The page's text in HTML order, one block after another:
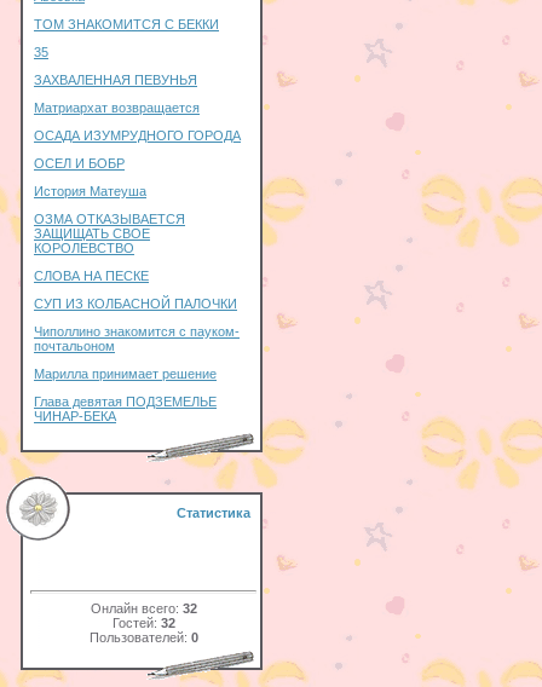
ТОМ ЗНАКОМИТСЯ С БЕККИ
35
ЗАХВАЛЕННАЯ ПЕВУНЬЯ
Матриархат возвращается
ОСАДА ИЗУМРУДНОГО ГОРОДА
ОСЕЛ И БОБР
История Матеуша
ОЗМА ОТКАЗЫВАЕТСЯ
ЗАЩИЩАТЬ СВОЕ
КОРОЛЕВСТВО
СЛОВА НА ПЕСКЕ
СУП ИЗ КОЛБАСНОЙ ПАЛОЧКИ
Чиполлино знакомится с пауком-
почтальоном
Марилла принимает решение
Глава девятая ПОДЗЕМЕЛЬЕ
ЧИНАР-БЕКА
Статистика
Онлайн всего: 32
Гостей: 32
Пользователей: 0